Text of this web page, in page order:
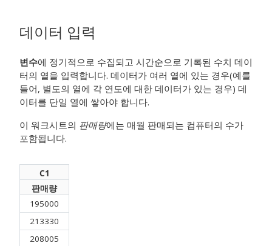
데이터 입력
변수에 정기적으로 수집되고 시간순으로 기록된 수치 데이
터의 열을 입력합니다. 데이터가 여러 열에 있는 경우(예를
들어, 별도의 열에 각 연도에 대한 데이터가 있는 경우) 데
이터를 단일 열에 쌓아야 합니다.
이 워크시트의 판매량에는 매월 판매되는 컴퓨터의 수가
포함됩니다.
C1
판매량
195000
213330
208005